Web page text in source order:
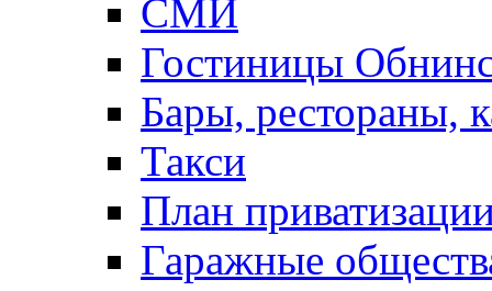
СМИ
Гостиницы
Бары, рестораны,
Такси
План
Гаражные